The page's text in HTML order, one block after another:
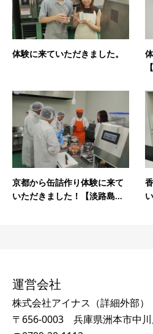
体験に来ていただきました。
京都から缶詰作り体験に来て
いただきました！【淡路島...
運営会社
株式会社アイナス（詳細外部）
〒656-0003 兵庫県洲本市中